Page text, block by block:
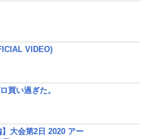
VIDEO)
買い過ぎた。
】大会第2日 2020 アー